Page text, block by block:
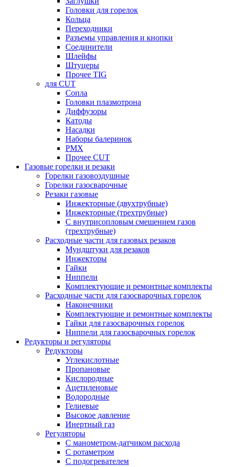
Головки для горелок
Кольца
Переходники
Разъемы управления и кнопки
Соединители
Шлейфы
Штуцеры
Прочее TIG
для CUT
Сопла
Головки плазмотрона
Диффузоры
Катоды
Насадки
Наборы балеринок
PMX
Прочее CUT
Газовые горелки и резаки
Горелки газовоздушные
Горелки газосварочные
Резаки газовые
Инжекторные (двухтрубные)
Инжекторные (трехтрубные)
С внутрисопловым смешением газов
(трехтрубные)
Расходные части для газовых резаков
Мундштуки для резаков
Инжекторы
Гайки
Ниппели
Комплектующие и ремонтные комплекты
Расходные части для газосварочных горелок
Наконечники
Комплектующие и ремонтные комплекты
Гайки для газосварочных горелок
Ниппели для газосварочных горелок
Редукторы и регуляторы
Редукторы
Углекислотные
Пропановые
Кислородные
Ацетиленовые
Водородные
Гелиевые
Высокое давление
Инертный газ
Регуляторы
С манометром-датчиком расхода
С ротаметром
С подогревателем